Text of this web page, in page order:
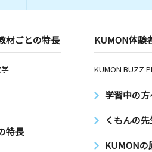
日
自治会
材ごとの特長
特長
KUMON体験
KUMON BUZZ
学習中の方
くもんの
KUMONの